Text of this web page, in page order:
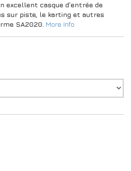
excellent casque d’entrée de
sur piste, le karting et autres
SA2020. More Info